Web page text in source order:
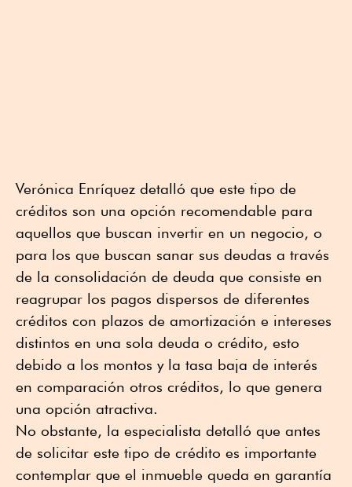
Verónica Enríquez detalló que este tipo de
créditos son una opción recomendable para
aquellos que buscan invertir en un negocio, o
para los que buscan sanar sus deudas a través
de la consolidación de deuda que consiste en
reagrupar los pagos dispersos de diferentes
créditos con plazos de amortización e intereses
distintos en una sola deuda o crédito, esto
debido a los montos y la tasa baja de interés
en comparación otros créditos, lo que genera
una opción atractiva.
No obstante, la especialista detalló que antes
de solicitar este tipo de crédito es importante
contemplar que el inmueble queda en garantía